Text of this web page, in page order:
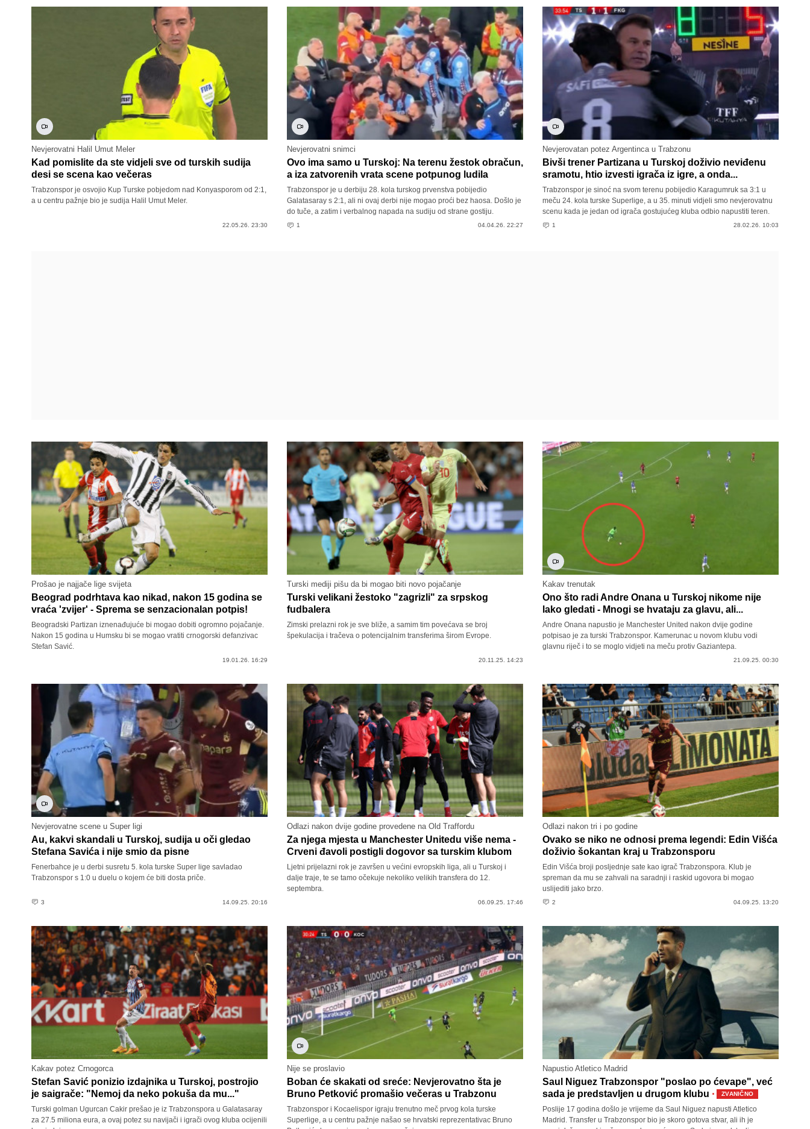
Nevjerovatni Halil Umut Meler
Kad pomislite da ste vidjeli sve od turskih sudija
desi se scena kao večeras
Trabzonspor je osvojio Kup Turske pobjedom nad Konyasporom od 2:1,
a u centru pažnje bio je sudija Halil Umut Meler.
22.05.26. 23:30
Nevjerovatni snimci
Ovo ima samo u Turskoj: Na terenu žestok obračun,
a iza zatvorenih vrata scene potpunog ludila
Trabzonspor je u derbiju 28. kola turskog prvenstva pobijedio
Galatasaray s 2:1, ali ni ovaj derbi nije mogao proći bez haosa. Došlo je
do tuče, a zatim i verbalnog napada na sudiju od strane gostiju.
1 04.04.26. 22:27
Nevjerovatan potez Argentinca u Trabzonu
Bivši trener Partizana u Turskoj doživio neviđenu
sramotu, htio izvesti igrača iz igre, a onda...
Trabzonspor je sinoć na svom terenu pobijedio Karagumruk sa 3:1 u
meču 24. kola turske Superlige, a u 35. minuti vidjeli smo nevjerovatnu
scenu kada je jedan od igrača gostujućeg kluba odbio napustiti teren.
1 28.02.26. 10:03
Prošao je najjače lige svijeta
Beograd podrhtava kao nikad, nakon 15 godina se
vraća 'zvijer' - Sprema se senzacionalan potpis!
Beogradski Partizan iznenađujuće bi mogao dobiti ogromno pojačanje.
Nakon 15 godina u Humsku bi se mogao vratiti crnogorski defanzivac
Stefan Savić.
19.01.26. 16:29
Turski mediji pišu da bi mogao biti novo pojačanje
Turski velikani žestoko "zagrizli" za srpskog
fudbalera
Zimski prelazni rok je sve bliže, a samim tim povećava se broj
špekulacija i tračeva o potencijalnim transferima širom Evrope.
20.11.25. 14:23
Kakav trenutak
Ono što radi Andre Onana u Turskoj nikome nije
lako gledati - Mnogi se hvataju za glavu, ali...
Andre Onana napustio je Manchester United nakon dvije godine
potpisao je za turski Trabzonspor. Kamerunac u novom klubu vodi
glavnu riječ i to se moglo vidjeti na meču protiv Gaziantepa.
21.09.25. 00:30
Nevjerovatne scene u Super ligi
Au, kakvi skandali u Turskoj, sudija u oči gledao
Stefana Savića i nije smio da pisne
Fenerbahce je u derbi susretu 5. kola turske Super lige savladao
Trabzonspor s 1:0 u duelu o kojem će biti dosta priče.
3 14.09.25. 20:16
Odlazi nakon dvije godine provedene na Old Traffordu
Za njega mjesta u Manchester Unitedu više nema -
Crveni đavoli postigli dogovor sa turskim klubom
Ljetni prijelazni rok je završen u većini evropskih liga, ali u Turskoj i
dalje traje, te se tamo očekuje nekoliko velikih transfera do 12.
septembra.
06.09.25. 17:46
Odlazi nakon tri i po godine
Ovako se niko ne odnosi prema legendi: Edin Višća
doživio šokantan kraj u Trabzonsporu
Edin Višća broji posljednje sate kao igrač Trabzonspora. Klub je
spreman da mu se zahvali na saradnji i raskid ugovora bi mogao
uslijediti jako brzo.
2 04.09.25. 13:20
Kakav potez Crnogorca
Stefan Savić ponizio izdajnika u Turskoj, postrojio
je saigrače: "Nemoj da neko pokuša da mu..."
Turski golman Ugurcan Cakir prešao je iz Trabzonspora u Galatasaray
za 27.5 miliona eura, a ovaj potez su navijači i igrači ovog kluba ocijenili
Nije se proslavio
Boban će skakati od sreće: Nevjerovatno šta je
Bruno Petković promašio večeras u Trabzonu
Trabzonspor i Kocaelispor igraju trenutno meč prvog kola turske
Superlige, a u centru pažnje našao se hrvatski reprezentativac Bruno
Napustio Atletico Madrid
Saul Niguez Trabzonspor "poslao po ćevape", već
sada je predstavljen u drugom klubu · ZVANIČNO
Poslije 17 godina došlo je vrijeme da Saul Niguez napusti Atletico
Madrid. Transfer u Trabzonspor bio je skoro gotova stvar, ali ih je